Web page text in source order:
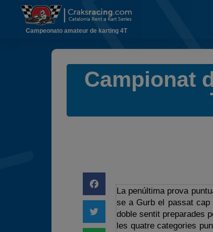
Campeonato amateur de karting 4T
Campionat
La penúltima prova
se a Gurb el passat
doble sentit preparades
les quatre categories